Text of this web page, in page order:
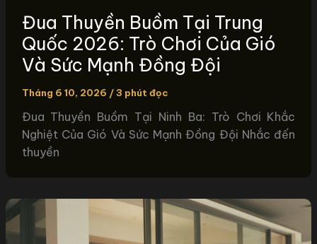
Đua Thuyền Buồm Tại Trung
Quốc 2026: Trò Chơi Của Gió
Và Sức Mạnh Đồng Đội
Tháng 6 10, 2026 /3 phút đọc
Đua Thuyền Buồm Tại Ninh Ba: Trò Chơi Khắc
Nghiệt Của Gió Và Sức Mạnh Đồng Đội Nhắc đến
thuyền